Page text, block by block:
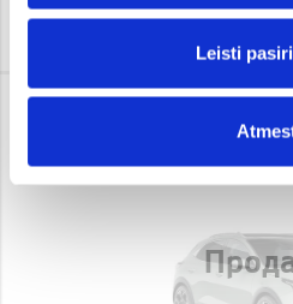
Leisti
KIA XCEED
Цена: 30 340 €